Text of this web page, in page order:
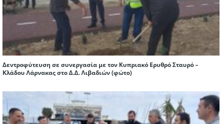
Δεντροφύτευση σε συνεργασία με τον Κυπριακό Ερυθρό Σταυρό –
Κλάδου Λάρνακας στο Δ.Δ. Λιβαδιών (φώτο)